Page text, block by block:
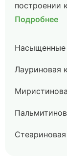
построении
Подробнее
Лауриновая